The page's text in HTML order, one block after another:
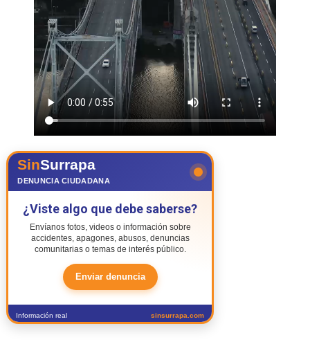
SinSurrapa
DENUNCIA CIUDADANA
¿Viste algo que debe saberse?
Envíanos fotos, videos o información sobre
accidentes, apagones, abusos, denuncias
comunitarias o temas de interés público.
Enviar denuncia
Información real sinsurrapa.com